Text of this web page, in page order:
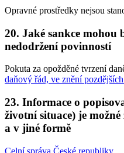
Opravné prostředky nejsou
20. Jaké sankce
nedodržení povinností
Pokuta za opožděné tvrzení
daňový řád, ve znění
23. Informace o
životní situace) je
a v jiné formě
Celní správa České republiky